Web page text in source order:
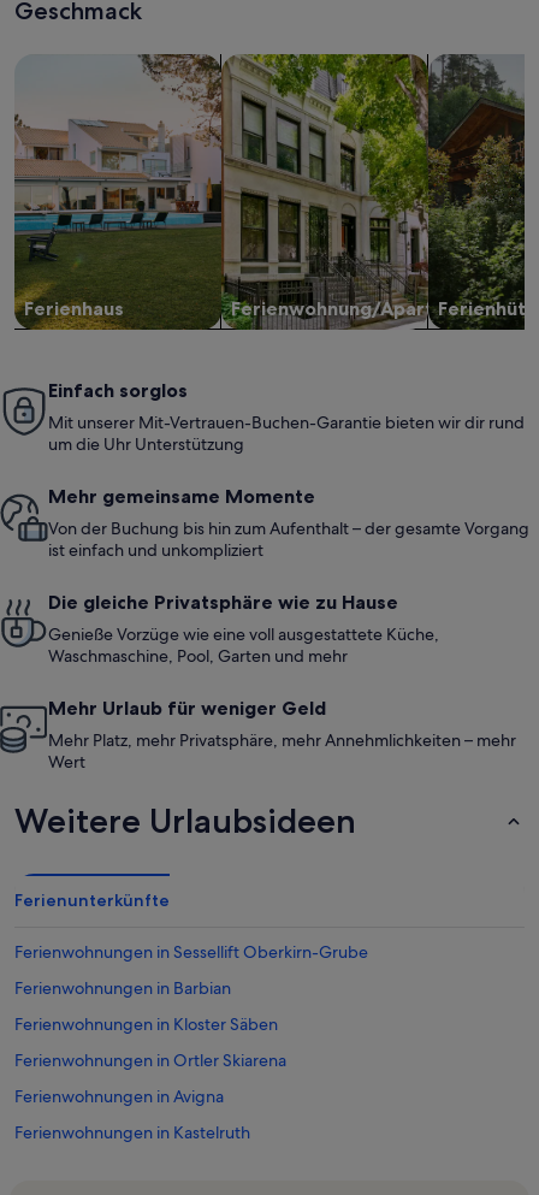
Geschmack
Ferienhaus
Suche nach Ferienhäusern
Ferienwohnung/Apartment
Suche nach Ferienwohnungen oder
Suche nach
Einfach sorglos
Mit unserer Mit-Vertrauen-Buchen-Garantie bieten wir dir rund
um die Uhr Unterstützung
Mehr gemeinsame Momente
Von der Buchung bis hin zum Aufenthalt – der gesamte Vorgang
ist einfach und unkompliziert
Die gleiche Privatsphäre wie zu Hause
Genieße Vorzüge wie eine voll ausgestattete Küche,
Waschmaschine, Pool, Garten und mehr
Mehr Urlaub für weniger Geld
Mehr Platz, mehr Privatsphäre, mehr Annehmlichkeiten – mehr
Wert
Weitere Urlaubsideen
Ferienunterkünfte
Ferienwohnungen in Sessellift Oberkirn-Grube
Ferienwohnungen in Barbian
Ferienwohnungen in Kloster Säben
Ferienwohnungen in Ortler Skiarena
Ferienwohnungen in Avigna
Ferienwohnungen in Kastelruth